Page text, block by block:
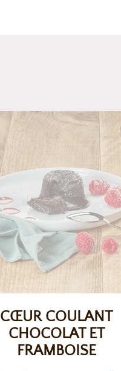
CŒUR COULANT
CHOCOLAT ET
FRAMBOISE